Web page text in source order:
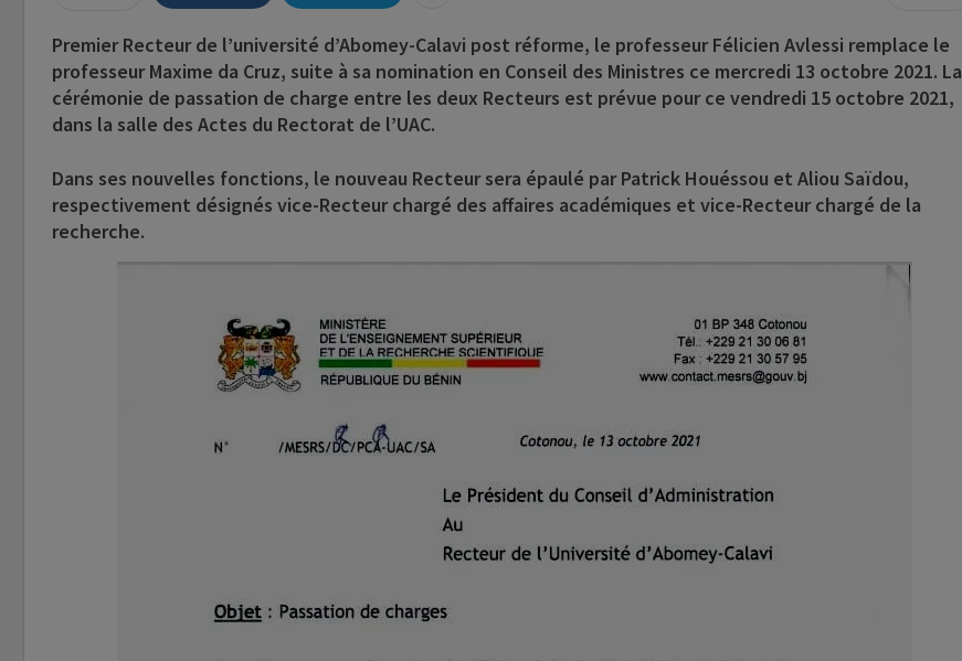
Premier Recteur de l’université d’Abomey-Calavi post réforme, le professeurFélicien Avlessi remplace le
professeur Maxime da Cruz, suite à sa nomination en Conseil des Ministres ce mercredi 13 octobre 2021. La
cérémonie de passation de charge entre les deux Recteurs est prévue pour ce vendredi 15 octobre 2021,
dans la salle des Actes du Rectorat de l’UAC.
Dans ses nouvelles fonctions, le nouveau Recteur sera épaulé par Patrick Houéssou et Aliou Saïdou,
respectivement désignés vice-Recteur chargé des affaires académiques et vice-Recteur chargé de la
recherche.